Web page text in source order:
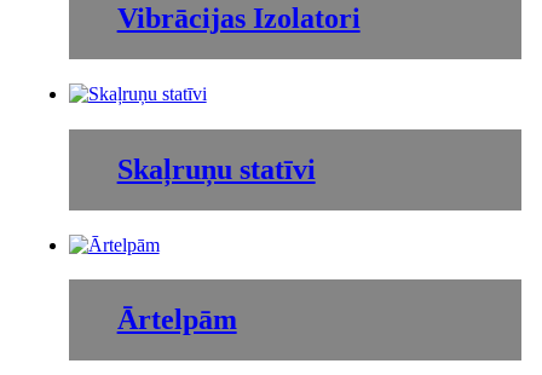
Vibrācijas Izolatori
Skaļruņu statīvi
Ārtelpām